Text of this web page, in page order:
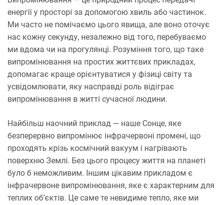
енергії у просторі за допомогою хвиль або частинок.
Ми часто не помічаємо цього явища, але воно оточує
нас кожну секунду, незалежно від того, перебуваємо
ми вдома чи на прогулянці. Розуміння того, що таке
випромінювання на простих життєвих прикладах,
допомагає краще орієнтуватися у фізиці світу та
усвідомлювати, яку насправді роль відіграє
випромінювання в житті сучасної людини.
Найбільш наочний приклад — наше Сонце, яке
безперервно випромінює інфрачервоні промені, що
проходять крізь космічний вакуум і нагрівають
поверхню Землі. Без цього процесу життя на планеті
було б неможливим. Іншим цікавим прикладом є
інфрачервоне випромінювання, яке є характерним для
теплих об’єктів. Це саме те невидиме тепло, яке ми